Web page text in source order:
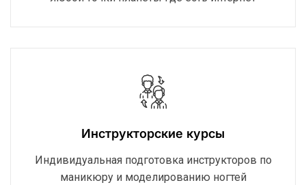
Инструкторские курсы
Индивидуальная подготовка инструкторов по
маникюру и моделированию ногтей